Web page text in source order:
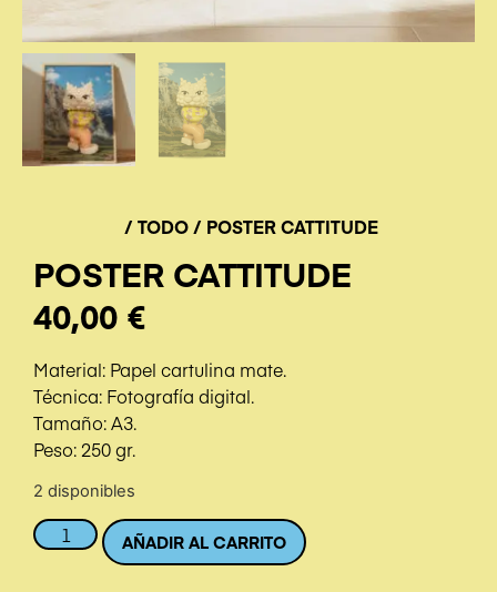
/ TODO/ POSTER CATTITUDE
POSTER CATTITUDE
40,00 €
Material: Papel cartulina mate.
Técnica: Fotografía digital.
Tamaño: A3.
Peso: 250 gr.
2 disponibles
AÑADIR AL CARRITO